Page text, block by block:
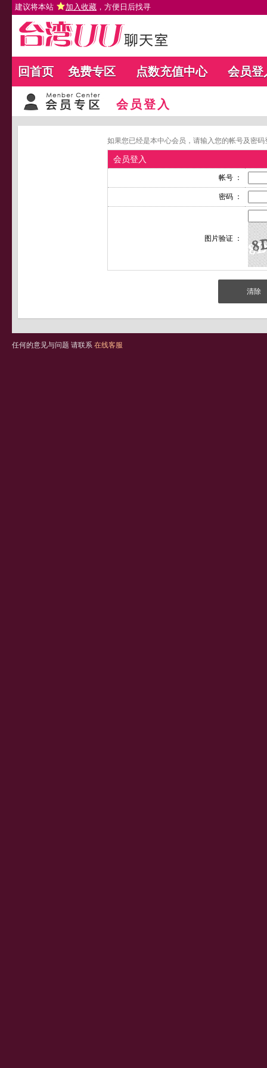
建议将本站 加入收藏 ，方便日后找寻
回首页 免费专区 点数充值中心 会员登
会员登入
如果您已经是本中心会员，请输入您的帐号及密
会员登入
帐号 ：
密码 ：
图片验证 ：
任何的意见与问题 请联系 在线客服